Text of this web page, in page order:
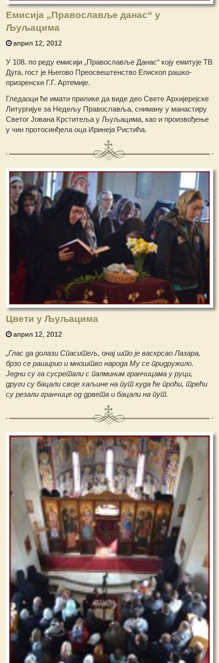
Емисија „Православље данас“ у
Љуљацима
април 12, 2012
У 108. по реду емисији „Православље Данас“ коју емитује ТВ
Дуга, гост је Његово Преосвештенство Епископ рашко-
призренски Г.Г. Артемије.
Гледаоци ће имати прилике да виде део Свете Архијерејске
Литургијуе за Недељу Православља, сниману у манастиру
Светог Јована Крститеља у Љуљацима, као и произвођење
у чин протосинђела оца Иринеја Ристића.
Цвети у Љуљацима
април 12, 2012
„Глас да долази Спаситељ, онај што је васкрсао Лазара,
брзо се раширио и мноштво народа Му се придружило.
Једни су га сусретали с палминим гранчицама у руци,
други су бацали своје хаљине на пут куда ће проћи, трећи
су резали гранчице од дрвета и бацали на пут.